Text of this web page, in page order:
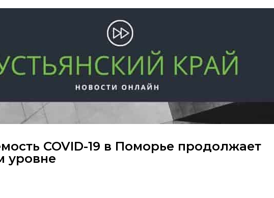
COVID-19 в Поморье продолжает
уровне